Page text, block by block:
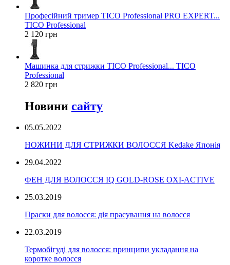
Професійний тример TICO Professional PRO EXPERT...
TICO Professional
2 120 грн
Машинка для стрижки TICO Professional... TICO
Professional
2 820 грн
Новини сайту
05.05.2022
НОЖИНИ ДЛЯ СТРИЖКИ ВОЛОССЯ Kedake Японія
29.04.2022
ФЕН ДЛЯ ВОЛОССЯ IQ GOLD-ROSE OXI-ACTIVE
25.03.2019
Праски для волосся: дія прасування на волосся
22.03.2019
Термобігуді для волосся: принципи укладання на
коротке волосся